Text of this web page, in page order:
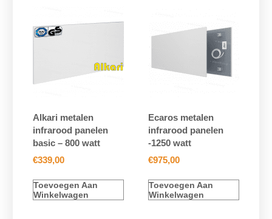
Alkari metalen
infrarood panelen
basic – 800 watt
€339,00
Toevoegen Aan
Winkelwagen
Ecaros metalen
infrarood panelen
-1250 watt
€975,00
Toevoegen Aan
Winkelwagen